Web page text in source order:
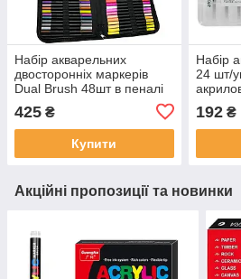
Набір акварельних
двосторонніх маркерів
Dual Brush 48шт в пеналі
425 ₴
Купити
Набір
24 шт/
192₴
Акційні пропозиції та новинки